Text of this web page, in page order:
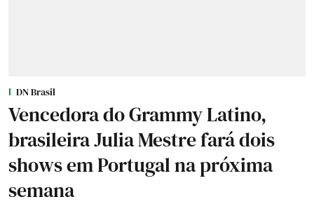
DN Brasil
Vencedora do Grammy Latino,
brasileira Julia Mestre fará dois
shows em Portugal na próxima
semana